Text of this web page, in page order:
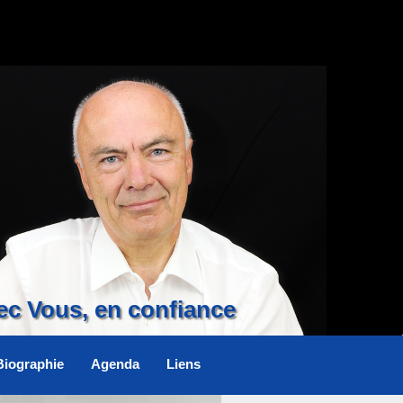
Vous, en confiance
Agenda Liens